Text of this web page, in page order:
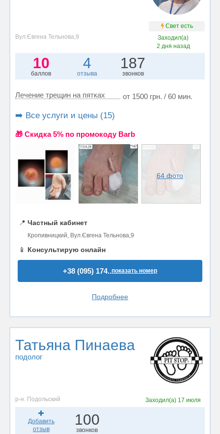
Свет есть
Вул.Євгена Тельнова,9
Заходил(а)
2 дня назад
10
баллов
4
отзыва
187
звонков
Лечение трещин на пятках от 1500 грн. / 60 мин.
➡️ Все услуги и цены (15)
🎁 Cкидка 5% по промокоду Barb
64 фото
📍 Частный кабинет
Кропивницкий, Вул.Євгена Тельнова,9
📱 Консультирую онлайн
+38 (095) 174..показать номер
Подробнее
Татьяна Пинаева
подолог
р-н. Подольский Заходил(а) 17 июля
Добавить
отзыв
100
звонков